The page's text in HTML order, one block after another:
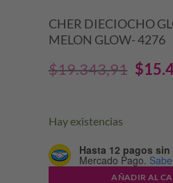
CHER DIECIOCHO
MELON GLOW- 4276
$19.343,91 El
$
Hay existencias
Hasta 12 pagos sin
Mercado Pago.
AÑADIR AL